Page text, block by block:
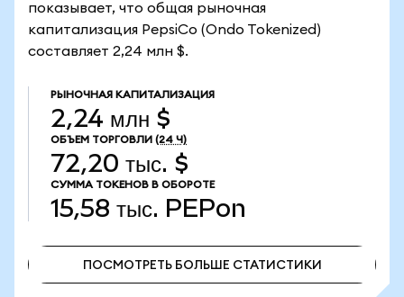
показывает, что общая рыночная
капитализация PepsiCo (Ondo Tokenized)
составляет 2,24 млн $.
РЫНОЧНАЯ КАПИТАЛИЗАЦИЯ
2,24 млн $
ОБЪЕМ ТОРГОВЛИ (24 Ч)
72,20 тыс. $
СУММА ТОКЕНОВ В ОБОРОТЕ
15,58 тыс. PEPon
ПОСМОТРЕТЬ БОЛЬШЕ СТАТИСТИКИ